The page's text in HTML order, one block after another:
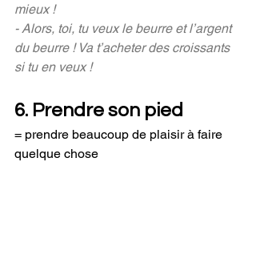
mieux !
- Alors, toi, tu veux le beurre et l’argent
du beurre ! Va t’acheter des croissants
si tu en veux !
6. Prendre son pied
= prendre beaucoup de plaisir à faire
quelque chose